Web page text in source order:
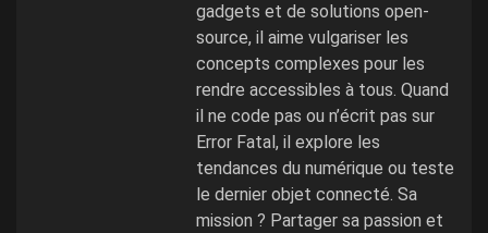
gadgets et de solutions open-
source, il aime vulgariser les
concepts complexes pour les
rendre accessibles à tous. Quand
il ne code pas ou n’écrit pas sur
Error Fatal, il explore les
tendances du numérique ou teste
le dernier objet connecté. Sa
mission ? Partager sa passion et